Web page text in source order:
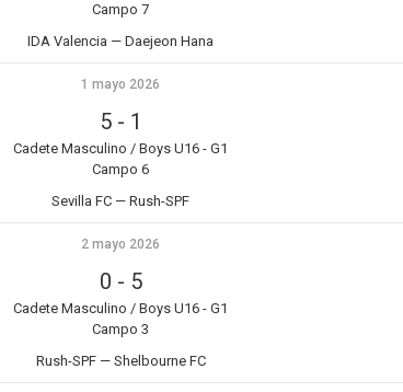
Campo 7
IDA Valencia — Daejeon Hana
1 mayo 2026
5- 1
Cadete Masculino / Boys U16 - G1
Campo 6
Sevilla FC — Rush-SPF
2 mayo 2026
0 - 5
Cadete Masculino / Boys U16 - G1
Campo 3
Rush-SPF — Shelbourne FC